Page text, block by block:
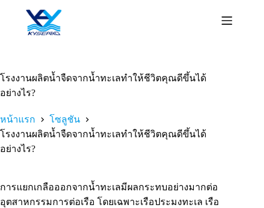
โรงงานผลิตน้ำจืดจากน้ำทะเลทำให้ชีวิตคุณดีขึ้นได้
อย่างไร?
หน้าแรก
โซลูชัน
โรงงานผลิตน้ำจืดจากน้ำทะเลทำให้ชีวิตคุณดีขึ้นได้
อย่างไร?
การแยกเกลือออกจากน้ำทะเลมีผลกระทบอย่างมากต่อ
อุตสาหกรรมการต่อเรือ โดยเฉพาะเรือประมงทะเล เรือ